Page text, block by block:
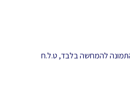
*התמונה להמחשה בלבד, ט.ל.ח